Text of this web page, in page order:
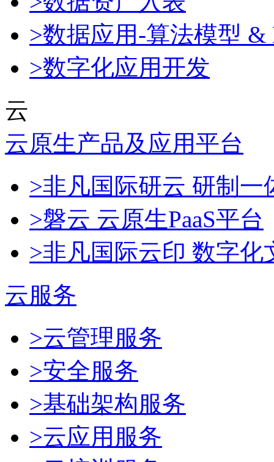
>数据应用-算法模型 &
>数字化应用开发
云
云原生产品及应用平台
>非凡国际研云 研制
>磐云 云原生PaaS平台
>非凡国际云印 数字化
云服务
>云管理服务
>安全服务
>基础架构服务
>云应用服务